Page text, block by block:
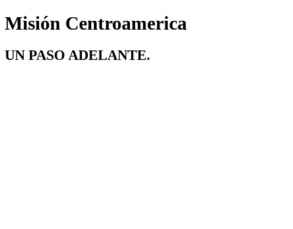
Misión Centroamerica
UN PASO ADELANTE.